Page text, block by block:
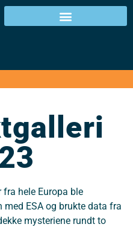
2023
fra hele Europa ble
ESA og brukte data fra
mysteriene rundt to